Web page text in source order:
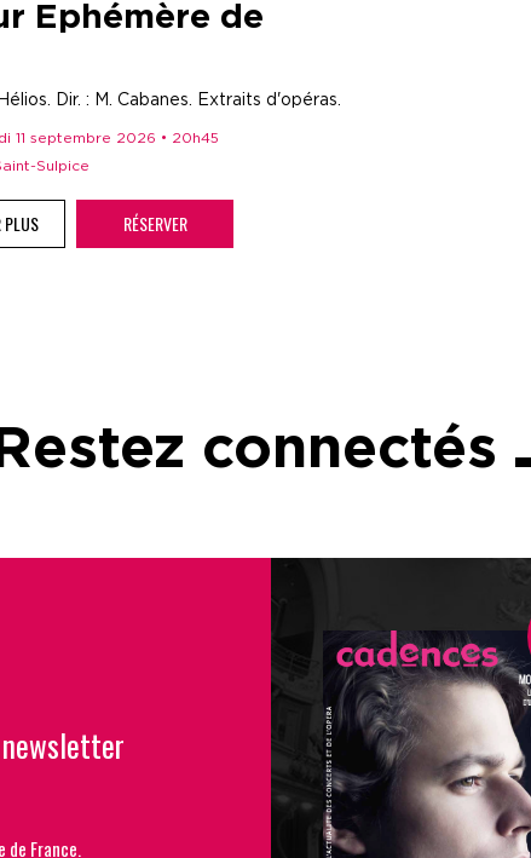
Ephémère de
Dir. : M. Cabanes. Extraits d'opéras.
11 septembre 2026 • 20h45
Sulpice
PLUS RÉSERVER
connectés
de France.